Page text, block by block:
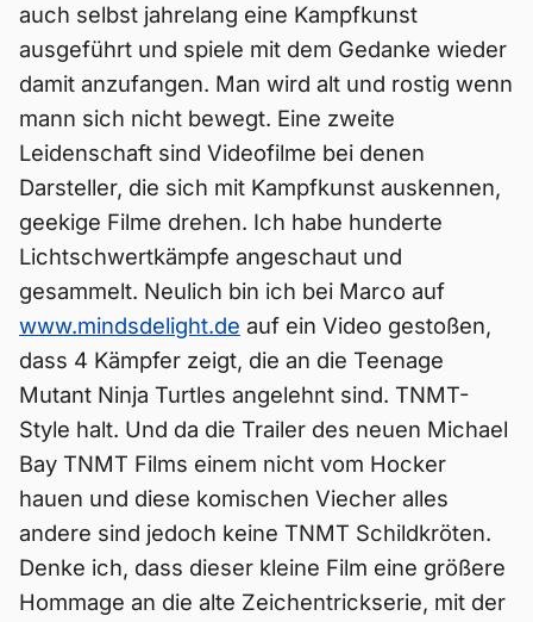
auch selbst jahrelang eine Kampfkunst
ausgeführt und spiele mit dem Gedanke wieder
damit anzufangen. Man wird alt und rostig wenn
mann sich nicht bewegt. Eine zweite
Leidenschaft sind Videofilme bei denen
Darsteller, die sich mit Kampfkunst auskennen,
geekige Filme drehen. Ich habe hunderte
Lichtschwertkämpfe angeschaut und
gesammelt. Neulich bin ich bei Marco auf
www.mindsdelight.de auf ein Video gestoßen,
dass 4 Kämpfer zeigt, die an die Teenage
Mutant Ninja Turtles angelehnt sind. TNMT-
Style halt. Und da die Trailer des neuen Michael
Bay TNMT Films einem nicht vom Hocker
hauen und diese komischen Viecher alles
andere sind jedoch keine TNMT Schildkröten.
Denke ich, dass dieser kleine Film eine größere
Hommage an die alte Zeichentrickserie, mit der